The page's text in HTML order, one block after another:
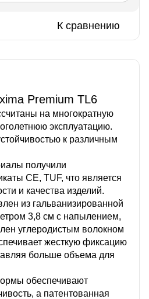
К сравнению
Premium TL6
на многократную
эксплуатацию.
к различным
получили
CE, TUF, что является
и качества изделий.
из гальванизированной
3,8 см с напылением,
углеродистым волокном
жесткую фиксацию
больше объема для
обеспечивают
а патентованная